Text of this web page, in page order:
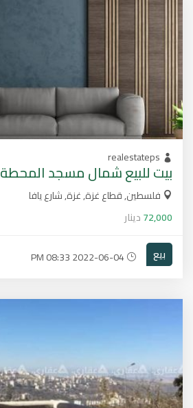
realestateps
بيت للبيع شمال مسجد المحطة
فلسطين, قطاع غزة, غزة, شارع يافا
72,000دينار
بيع